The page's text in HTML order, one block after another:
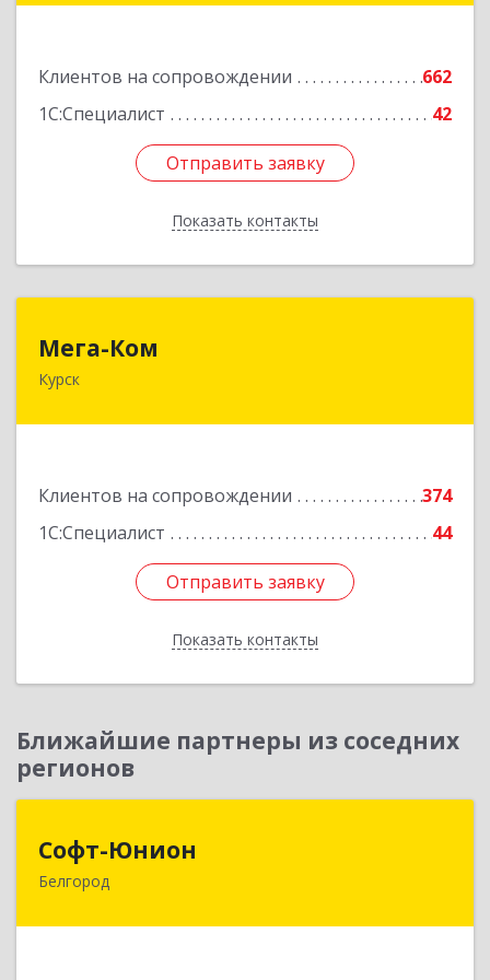
Клиентов на сопровождении
662
1С:Специалист
42
Отправить заявку
Показать контакты
Отправить заявку
Назад
Мега-Ком
Курск
Клиентов на сопровождении
374
1С:Специалист
44
Отправить заявку
Показать контакты
305001, Курская обл, Курск г, Красной Армии ул,
Отправить заявку
Назад
Ближайшие партнеры из соседних
регионов
Софт-Юнион
Белгород
308014, Белгородская обл, Белгород г, Садовая